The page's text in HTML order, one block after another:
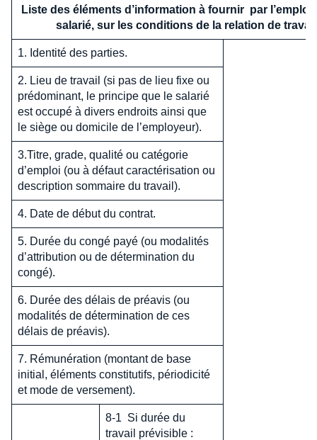
Liste des éléments d’information à fournir par
salarié, sur les conditions de la relation de travail
1. Identité des parties.
2. Lieu de travail (si pas de lieu fixe ou
prédominant, le principe que le salarié
est occupé à divers endroits ainsi que
le siège ou domicile de l’employeur).
3.Titre, grade, qualité ou catégorie
d’emploi (ou à défaut caractérisation ou
description sommaire du travail).
4. Date de début du contrat.
5. Durée du congé payé (ou modalités
d’attribution ou de détermination du
congé).
6. Durée des délais de préavis (ou
modalités de détermination de ces
délais de préavis).
7. Rémunération (montant de base
initial, éléments constitutifs, périodicité
et mode de versement).
8-1 Si durée du
travail prévisible :